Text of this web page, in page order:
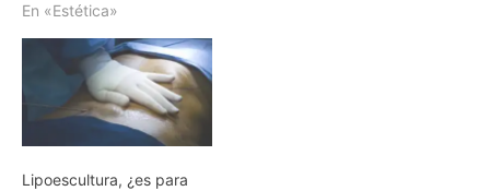
En «Estética»
Lipoescultura, ¿es para